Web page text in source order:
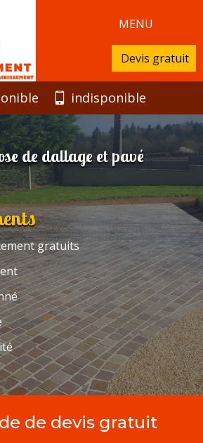
MENU
Devis gratuit
indisponible
de dallage et pavé
gratuits
de devis gratuit